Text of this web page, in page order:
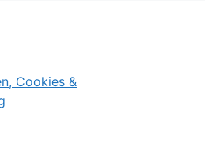
Cookies &